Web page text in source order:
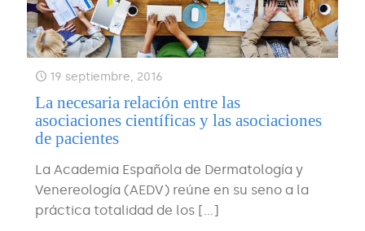
19 septiembre, 2016
La necesaria relación entre las
asociaciones científicas y las asociaciones
de pacientes
La Academia Española de Dermatología y
Venereología (AEDV) reúne en su seno a la
práctica totalidad de los […]